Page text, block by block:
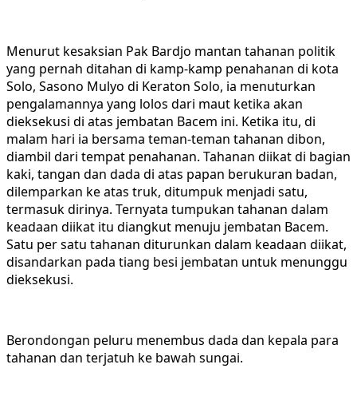
Menurut kesaksian Pak Bardjo mantan tahanan politik
yang pernah ditahan di kamp-kamp penahanan di kota
Solo, Sasono Mulyo di Keraton Solo, ia menuturkan
pengalamannya yang lolos dari maut ketika akan
dieksekusi di atas jembatan Bacem ini. Ketika itu, di
malam hari ia bersama teman-teman tahanan dibon,
diambil dari tempat penahanan. Tahanan diikat di bagian
kaki, tangan dan dada di atas papan berukuran badan,
dilemparkan ke atas truk, ditumpuk menjadi satu,
termasuk dirinya. Ternyata tumpukan tahanan dalam
keadaan diikat itu diangkut menuju jembatan Bacem.
Satu per satu tahanan diturunkan dalam keadaan diikat,
disandarkan pada tiang besi jembatan untuk menunggu
dieksekusi.
Berondongan peluru menembus dada dan kepala para
tahanan dan terjatuh ke bawah sungai.